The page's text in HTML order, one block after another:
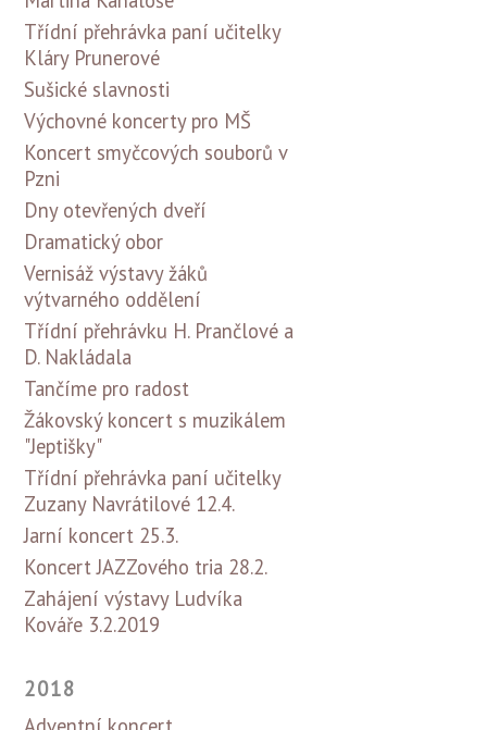
Třídní přehrávka paní učitelky
Kláry Prunerové
Sušické slavnosti
Výchovné koncerty pro MŠ
Koncert smyčcových souborů v
Pzni
Dny otevřených dveří
Dramatický obor
Vernisáž výstavy žáků
výtvarného oddělení
Třídní přehrávku H. Prančlové a
D. Nakládala
Tančíme pro radost
Žákovský koncert s muzikálem
"Jeptišky"
Třídní přehrávka paní učitelky
Zuzany Navrátilové 12.4.
Jarní koncert 25.3.
Koncert JAZZového tria 28.2.
Zahájení výstavy Ludvíka
Kováře 3.2.2019
2018